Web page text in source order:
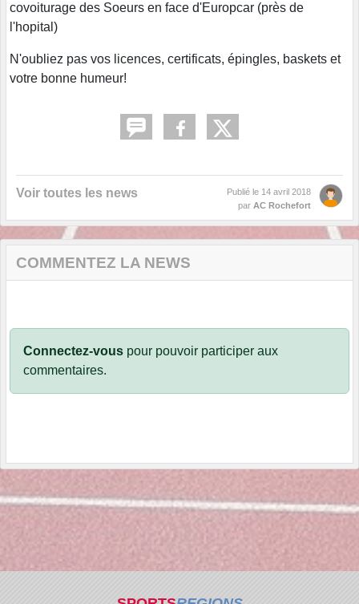
covoiturage des Soeurs en face d'Europcar (près de
l'hopital)
N'oubliez pas vos licences, certificats, épingles, baskets et
votre bonne humeur!
Voir toutes les news Publié le 14 avril 2018
par AC Rochefort
COMMENTEZ LA NEWS
Connectez-vous pour pouvoir participer aux
commentaires.